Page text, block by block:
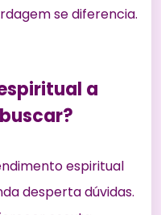
se diferencia.
a
espiritual
desperta dúvidas.